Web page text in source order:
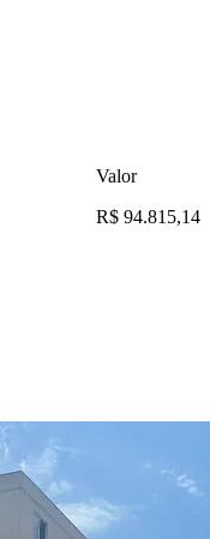
Valor
R$ 94.815,14